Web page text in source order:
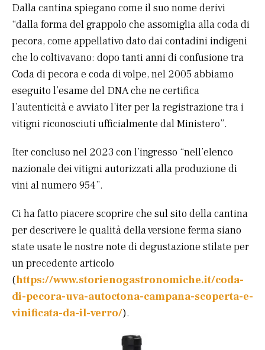
Dalla cantina spiegano come il suo nome derivi
“dalla forma del grappolo che assomiglia alla coda di
pecora, come appellativo dato dai contadini indigeni
che lo coltivavano: dopo tanti anni di confusione tra
Coda di pecora e coda di volpe, nel 2005 abbiamo
eseguito l’esame del DNA che ne certifica
l’autenticità e avviato l’iter per la registrazione tra i
vitigni riconosciuti ufficialmente dal Ministero”.
Iter concluso nel 2023 con l’ingresso “nell’elenco
nazionale dei vitigni autorizzati alla produzione di
vini al numero 954”.
Ci ha fatto piacere scoprire che sul sito della cantina
per descrivere le qualità della versione ferma siano
state usate le nostre note di degustazione stilate per
un precedente articolo
(https://www.storienogastronomiche.it/coda-
di-pecora-uva-autoctona-campana-scoperta-e-
vinificata-da-il-verro/).